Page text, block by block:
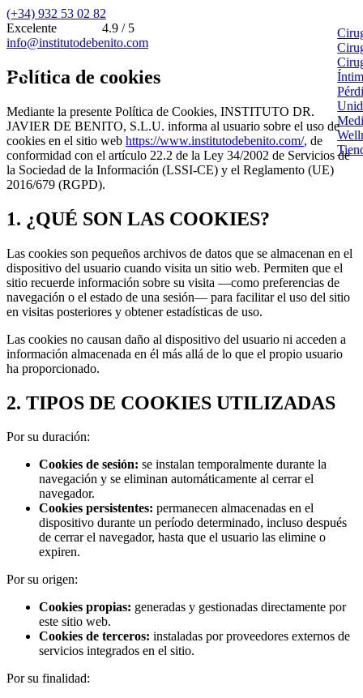
(+34) 932 53 02 82
Excelente
4.9 / 5
info@institutodebenito.com
Política de cookies
Mediante la presente Política de Cookies, INSTITUTO DR.
JAVIER DE BENITO, S.L.U. informa al usuario sobre el uso de
cookies en el sitio web https://www.institutodebenito.com/, de
conformidad con el artículo 22.2 de la Ley 34/2002 de Servicios de
la Sociedad de la Información (LSSI-CE) y el Reglamento (UE)
2016/679 (RGPD).
1. ¿QUÉ SON LAS COOKIES?
Las cookies son pequeños archivos de datos que se almacenan en el
dispositivo del usuario cuando visita un sitio web. Permiten que el
sitio recuerde información sobre su visita —como preferencias de
navegación o el estado de una sesión— para facilitar el uso del sitio
en visitas posteriores y obtener estadísticas de uso.
Las cookies no causan daño al dispositivo del usuario ni acceden a
información almacenada en él más allá de lo que el propio usuario
ha proporcionado.
2. TIPOS DE COOKIES UTILIZADAS
Por su duración:
Cookies de sesión: se instalan temporalmente durante la
navegación y se eliminan automáticamente al cerrar el
navegador.
Cookies persistentes: permanecen almacenadas en el
dispositivo durante un período determinado, incluso después
de cerrar el navegador, hasta que el usuario las elimine o
expiren.
Por su origen:
Cookies propias: generadas y gestionadas directamente por
este sitio web.
Cookies de terceros: instaladas por proveedores externos de
servicios integrados en el sitio.
Por su finalidad: